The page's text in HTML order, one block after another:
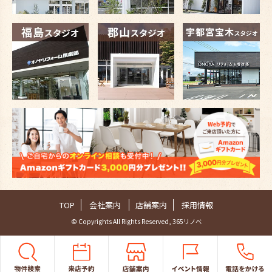
TOP 会社案内 店舗案内 採用情報
© Copyrights All Rights Reserved, 365リノベ